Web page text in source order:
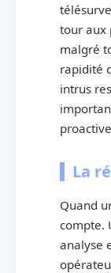
tour aux
malgré
rapidité
intrus
La
Quand
compte.
analyse